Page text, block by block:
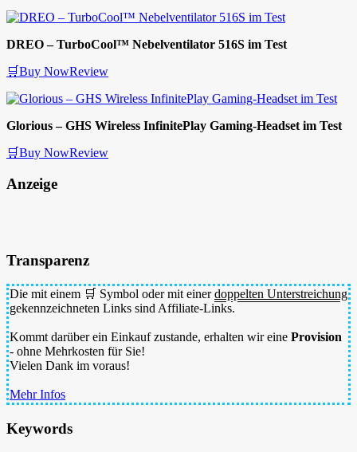
DREO – TurboCool™ Nebelventilator 516S im Test
🛒Buy NowReview
Glorious – GHS Wireless InfinitePlay Gaming-Headset im Test
🛒Buy NowReview
Anzeige
Transparenz
Die mit einem 🛒 Symbol oder mit einerdoppelten Unterstreichung
gekennzeichneten Links sind Affiliate-Links.
Kommt darüber ein Einkauf zustande, erhalten wir eine Provision
- ohne Mehrkosten für Sie!
Vielen Dank im voraus!
Mehr Infos
Keywords